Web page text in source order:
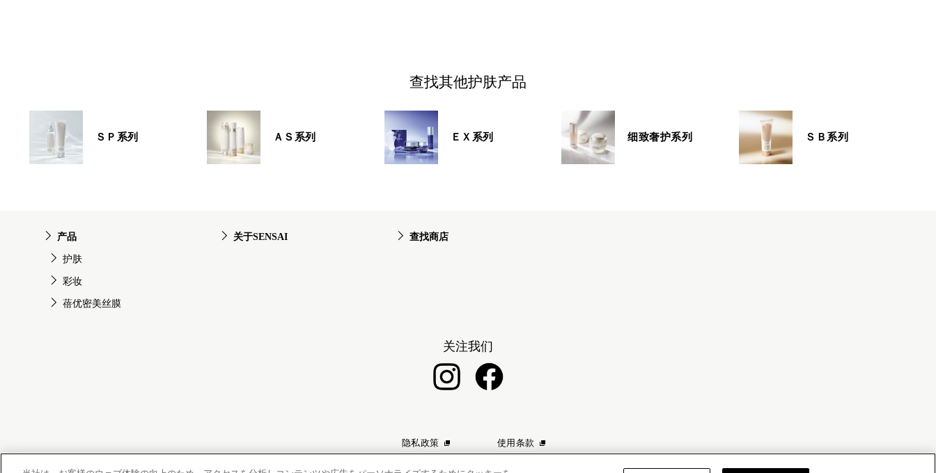
查找其他护肤产品
ＳＰ系列 ＡＳ系列 ＥＸ系列 细致奢护系列 ＳＢ系列
产品
护肤
彩妆
蓓优密美丝膜
关于SENSAI 查找商店
关注我们
隐私政策 使用条款